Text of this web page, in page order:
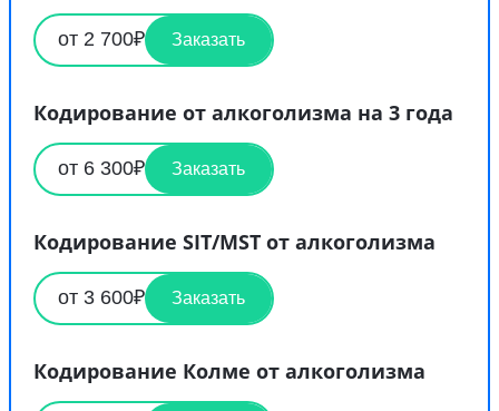
от 2 700₽ Заказать
Кодирование от алкоголизма на 3 года
от 6 300₽ Заказать
Кодирование SIT/MST от алкоголизма
от 3 600₽ Заказать
Кодирование Колме от алкоголизма